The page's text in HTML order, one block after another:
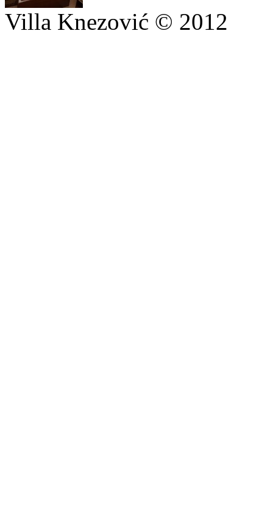
Villa Knezović © 2012